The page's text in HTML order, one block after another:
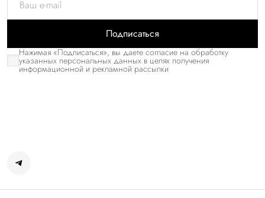
Подписаться
Нажимая «Подписаться», вы даете согласие на обработку
указанных персональных данных в целях получения
информационной и рекламной рассылки